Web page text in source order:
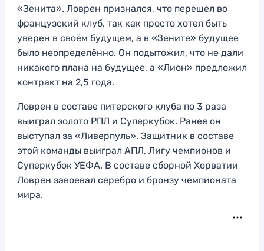
«Зенита». Ловрен признался, что перешел во
французский клуб, так как просто хотел быть
уверен в своём будущем, а в «Зените» будущее
было неопределённо. Он подытожил, что не дали
никакого плана на будущее, а «Лион» предложил
контракт на 2,5 года.
Ловрен в составе питерского клуба по 3 раза
выиграл золото РПЛ и Суперкубок. Ранее он
выступал за «Ливерпуль». Защитник в составе
этой команды выиграл АПЛ, Лигу чемпионов и
Суперкубок УЕФА. В составе сборной Хорватии
Ловрен завоевал серебро и бронзу чемпионата
мира.